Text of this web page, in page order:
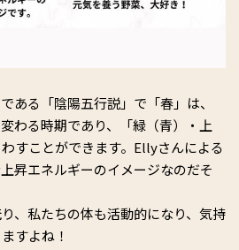
ある「陰陽五行説」で「春」は、
わる時期であり、「緑（青）・上
すことができます。Ellyさんによる
昇エネルギーのイメージなのだそ
、私たちの体も活動的になり、気持
すよね！